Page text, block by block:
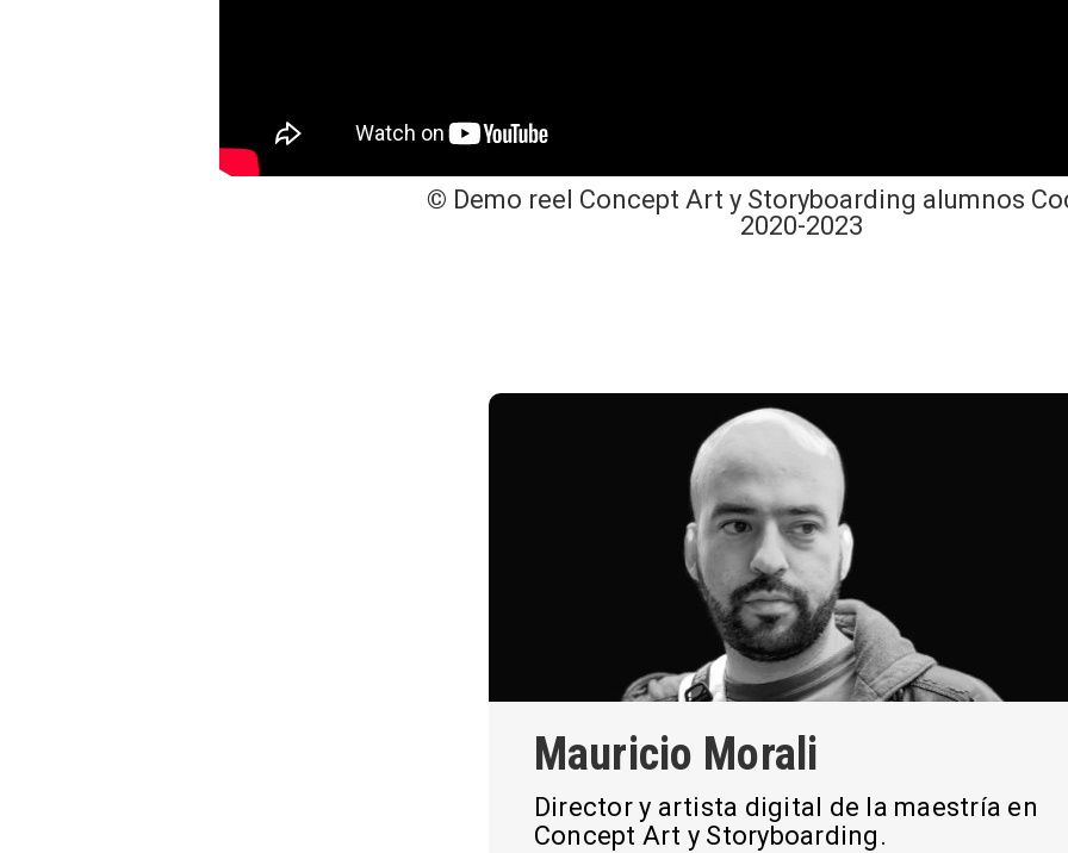
© Demo reel Concept Art y Storyboarding alumnos
2020-2023
Mauricio Morali
Director y artista digital de la maestría en
Concept Art y Storyboarding.